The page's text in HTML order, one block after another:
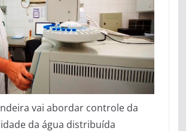
vai abordar controle da
da água distribuída